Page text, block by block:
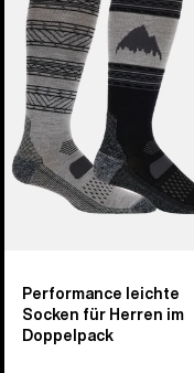
Socken
für
Herren
(2er-
Pack)
Performance leichte
Socken für Herren im
Doppelpack